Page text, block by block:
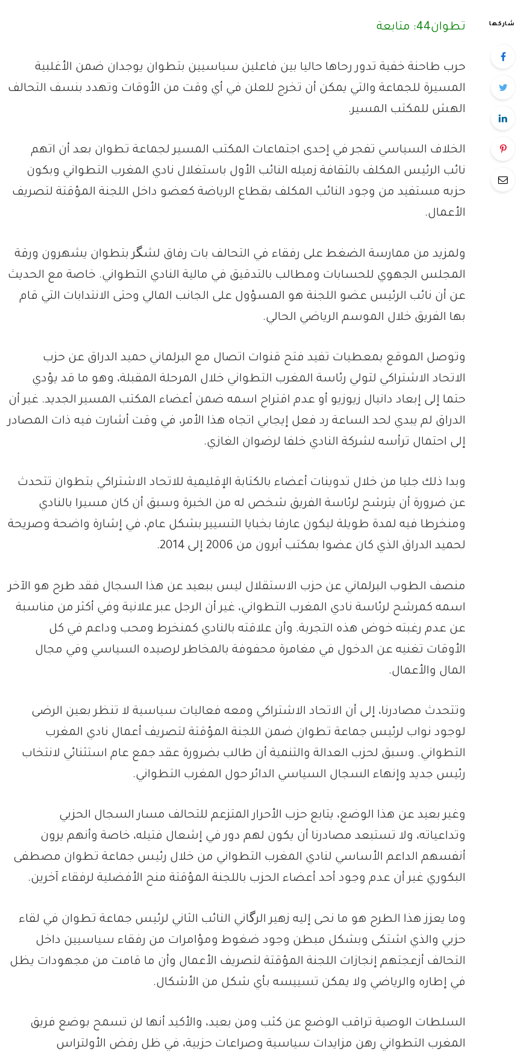
شاركها تطوان44: متابعة
حرب طاحنة خفية تدور رحاها حاليا بين فاعلين سياسيين بتطوان يوجدان ضمن الأغلبية
المسيرة للجماعة والتي يمكن أن تخرج للعلن في أي وقت من الأوقات وتهدد بنسف التحالف
الهش للمكتب المسير.
الخلاف السياسي تفجر في إحدى اجتماعات المكتب المسير لجماعة تطوان بعد أن اتهم
نائب الرئيس المكلف بالثقافة زميله النائب الأول باستغلال نادي المغرب التطواني وبكون
حزبه مستفيد من وجود النائب المكلف بقطاع الرياضة كعضو داخل اللجنة المؤقتة لتصريف
الأعمال.
ولمزيد من ممارسة الضغط على رفقاء في التحالف بات رفاق لشگر بتطوان يشهرون ورقة
المجلس الجهوي للحسابات ومطالب بالتدقيق في مالية النادي التطواني. خاصة مع الحديث
عن أن نائب الرئيس عضو اللجنة هو المسؤول على الجانب المالي وحتى الانتدابات التي قام
بها الفريق خلال الموسم الرياضي الحالي.
وتوصل الموقع بمعطيات تفيد فتح قنوات اتصال مع البرلماني حميد الدراق عن حزب
الاتحاد الاشتراكي لتولي رئاسة المغرب التطواني خلال المرحلة المقبلة، وهو ما قد يؤدي
حتما إلى إبعاد دانيال زيوزيو أو عدم اقتراح اسمه ضمن أعضاء المكتب المسير الجديد. غير أن
الدراق لم يبدي لحد الساعة رد فعل إيجابي اتجاه هذا الأمر، في وقت أشارت فيه ذات المصادر
إلى احتمال ترأسه لشركة النادي خلفا لرضوان الغازي.
وبدا ذلك جليا من خلال تدوينات أعضاء بالكتابة الإقليمية للاتحاد الاشتراكي بتطوان تتحدث
عن ضرورة أن يترشح لرئاسة الفريق شخص له من الخبرة وسبق أن كان مسيرا بالنادي
ومنخرطا فيه لمدة طويلة ليكون عارفا بخبايا التسيير بشكل عام، في إشارة واضحة وصريحة
لحميد الدراق الذي كان عضوا بمكتب أبرون من 2006 إلى 2014.
منصف الطوب البرلماني عن حزب الاستقلال ليس ببعيد عن هذا السجال فقد طرح هو الآخر
اسمه كمرشح لرئاسة نادي المغرب التطواني، غير أن الرجل عبر علانية وفي أكثر من مناسبة
عن عدم رغبته خوض هذه التجربة. وأن علاقته بالنادي كمنخرط ومحب وداعم في كل
الأوقات تغنيه عن الدخول في مغامرة محفوفة بالمخاطر لرصيده السياسي وفي مجال
المال والأعمال.
وتتحدث مصادرنا، إلى أن الاتحاد الاشتراكي ومعه فعاليات سياسية لا تنظر بعين الرضى
لوجود نواب لرئيس جماعة تطوان ضمن اللجنة المؤقتة لتصريف أعمال نادي المغرب
التطواني. وسبق لحزب العدالة والتنمية أن طالب بضرورة عقد جمع عام استثنائي لانتخاب
رئيس جديد وإنهاء السجال السياسي الدائر حول المغرب التطواني.
وغير بعيد عن هذا الوضع، يتابع حزب الأحرار المتزعم للتحالف مسار السجال الحزبي
وتداعياته، ولا تستبعد مصادرنا أن يكون لهم دور في إشعال فتيله، خاصة وأنهم يرون
أنفسهم الداعم الأساسي لنادي المغرب التطواني من خلال رئيس جماعة تطوان مصطفى
البكوري غير أن عدم وجود أحد أعضاء الحزب باللجنة المؤقتة منح الأفضلية لرفقاء آخرين.
وما يعزز هذا الطرح هو ما نحى إليه زهير الرگاني النائب الثاني لرئيس جماعة تطوان في لقاء
حزبي والذي اشتكى وبشكل مبطن وجود ضغوط ومؤامرات من رفقاء سياسيين داخل
التحالف أزعجتهم إنجازات اللجنة المؤقتة لتصريف الأعمال وأن ما قامت من مجهودات يظل
في إطاره والرياضي ولا يمكن تسييسه بأي شكل من الأشكال.
السلطات الوصية تراقب الوضع عن كثب ومن بعيد، والأكيد أنها لن تسمح بوضع فريق
المغرب التطواني رهن مزايدات سياسية وصراعات حزبية، في ظل رفض الأولتراس